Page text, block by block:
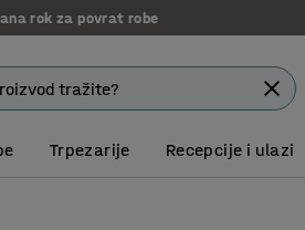
7 godina garancije
Trpezarije Recepcije i ulazi